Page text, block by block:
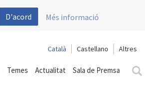
D'acord Més informació
Català Castellano
Temes Actualitat Sala de Premsa